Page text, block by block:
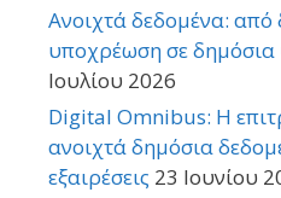
Ανοιχτά δεδομένα: από
υποχρέωση σε
Ιουλίου 2026
Digital Omnibus: Η
ανοιχτά δημόσια
εξαιρέσεις 23 Ιουνίου